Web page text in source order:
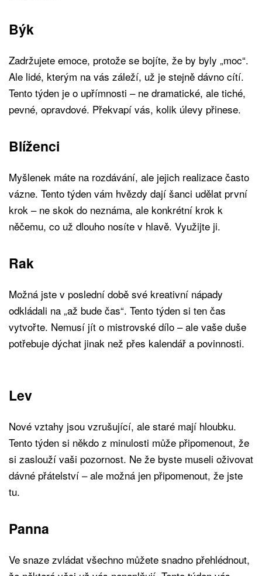
Býk
Zadržujete emoce, protože se bojíte, že by byly „moc“.
Ale lidé, kterým na vás záleží, už je stejně dávno cítí.
Tento týden je o upřímnosti – ne dramatické, ale tiché,
pevné, opravdové. Překvapí vás, kolik úlevy přinese.
Blíženci
Myšlenek máte na rozdávání, ale jejich realizace často
vázne. Tento týden vám hvězdy dají šanci udělat první
krok – ne skok do neznáma, ale konkrétní krok k
něčemu, co už dlouho nosíte v hlavě. Využijte ji.
Rak
Možná jste v poslední době své kreativní nápady
odkládali na „až bude čas“. Tento týden si ten čas
vytvořte. Nemusí jít o mistrovské dílo – ale vaše duše
potřebuje dýchat jinak než přes kalendář a povinnosti.
Lev
Nové vztahy jsou vzrušující, ale staré mají hloubku.
Tento týden si někdo z minulosti může připomenout, že
si zaslouží vaši pozornost. Ne že byste museli oživovat
dávné přátelství – ale možná jen připomenout, že jste
tu.
Panna
Ve snaze zvládat všechno můžete snadno přehlédnout,